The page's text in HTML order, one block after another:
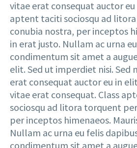
vitae erat consequat auctor eu
aptent taciti sociosqu ad
conubia nostra, per inceptos
in erat justo. Nullam ac urna
condimentum sit amet a
elit. Sed ut imperdiet nisi. Sed
erat consequat auctor eu in
vitae erat consequat. Class
sociosqu ad litora torquent
per inceptos himenaeos.
Nullam ac urna eu felis
condimentum sit amet a